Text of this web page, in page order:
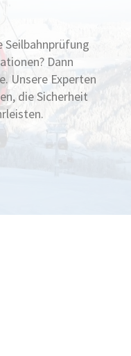
Seilbahnprüfung
Dann
Unsere Experten
die Sicherheit